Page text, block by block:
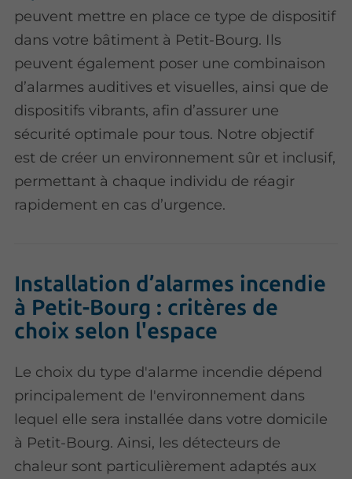
peuvent mettre en place ce type de dispositif
dans votre bâtiment à Petit-Bourg. Ils
peuvent également poser une combinaison
d’alarmes auditives et visuelles, ainsi que de
dispositifs vibrants, afin d’assurer une
sécurité optimale pour tous. Notre objectif
est de créer un environnement sûr et inclusif,
permettant à chaque individu de réagir
rapidement en cas d’urgence.
Installation d’alarmes incendie
à Petit-Bourg : critères de
choix selon l'espace
Le choix du type d'alarme incendie dépend
principalement de l'environnement dans
lequel elle sera installée dans votre domicile
à Petit-Bourg. Ainsi, les détecteurs de
chaleur sont particulièrement adaptés aux